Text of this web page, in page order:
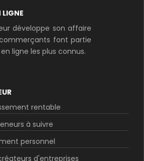
LIGNE
développe son affaire
font partie
ligne les plus connus.
rentable
à suivre
personnel
d'entreprises